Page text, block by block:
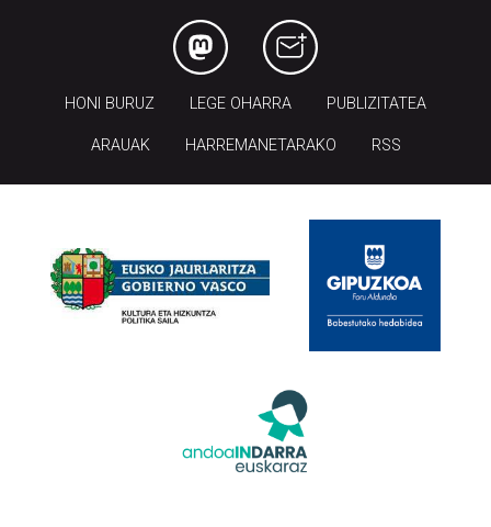
HONI BURUZ LEGE OHARRA PUBLIZITATEA
ARAUAK HARREMANETARAKO RSS